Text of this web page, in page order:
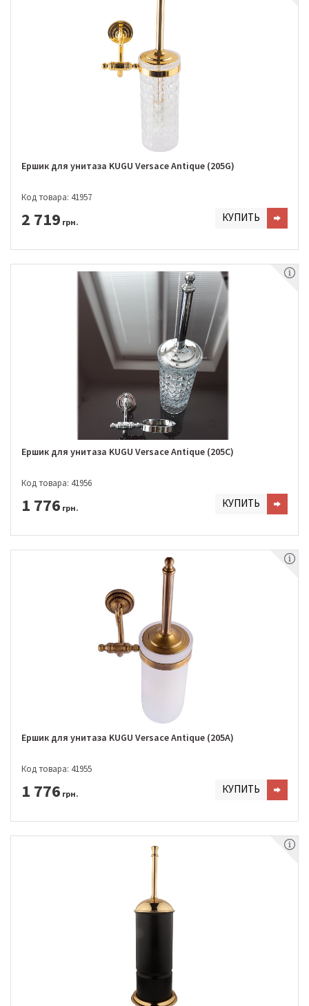
Ершик для унитаза KUGU Versace Antique (205G)
Код товара: 41957
2 719 грн. КУПИТЬ
Ершик для унитаза KUGU Versace Antique (205C)
Код товара: 41956
1 776 грн. КУПИТЬ
Ершик для унитаза KUGU Versace Antique (205A)
Код товара: 41955
1 776 грн. КУПИТЬ